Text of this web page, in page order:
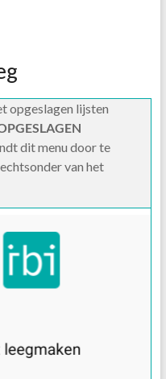
opgeslagen lijsten
dit menu door te
van het